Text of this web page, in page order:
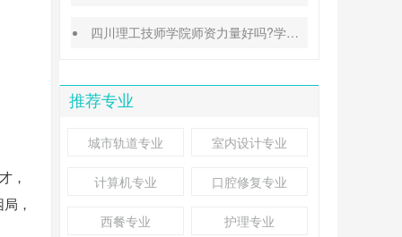
，
，
四川理工技师学院师资力量好吗?学校地址在哪里
推荐专业
城市轨道专业 室内设计专业
计算机专业 口腔修复专业
西餐专业 护理专业